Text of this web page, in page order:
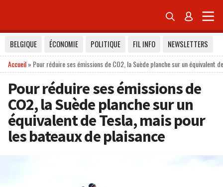
 
BELGIQUE ÉCONOMIE POLITIQUE FIL INFO
NEWSLETTERS
Accueil» Pour réduire ses émissions de CO2, la Suède planche sur un équivalent
Pour réduire ses émissions de
CO2, la Suède planche sur un
équivalent de Tesla, mais pour
les bateaux de plaisance